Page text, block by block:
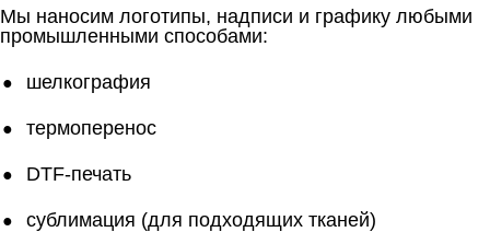
Мы наносим логотипы, надписи и графику любыми
промышленными способами:
шелкография
термоперенос
DTF-печать
сублимация (для подходящих тканей)